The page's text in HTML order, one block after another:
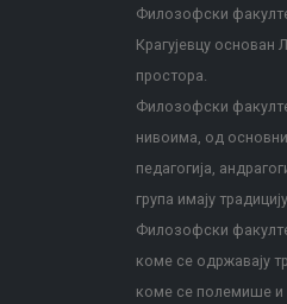
Филозофски
Крагујевцу
простора.
Филозофски
нивоима, од
педагогија,
група имају
Филозофски
коме се одржавају
коме се полемише и